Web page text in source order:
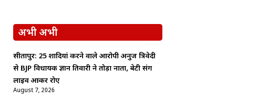
अभी अभी
सीतापुर: 25 शादियां करने वाले आरोपी अनुज त्रिवेदी
से BJP विधायक ज्ञान तिवारी ने तोड़ा नाता, बेटी संग
लाइव आकर रोए
August 7, 2026